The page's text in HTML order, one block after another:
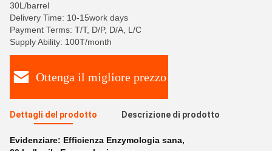
30L/barrel
Delivery Time: 10-15work days
Payment Terms: T/T, D/P, D/A, L/C
Supply Ability: 100T/month
Ottenga il migliore prezzo
Dettagli del prodotto Descrizione di prodotto
Evidenziare: Efficienza Enzymologia sana,